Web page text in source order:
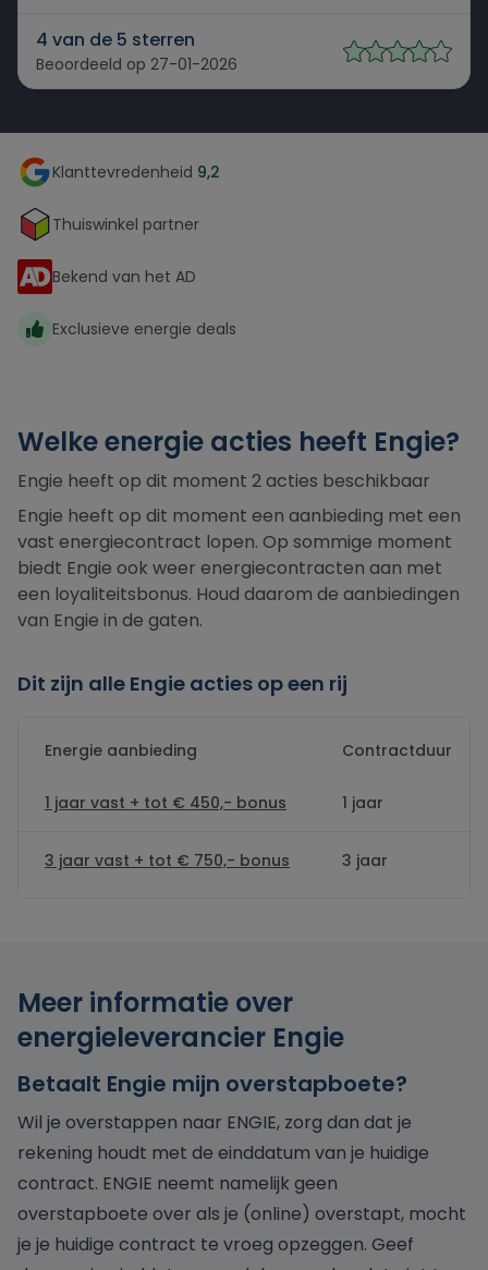
4 van de 5 sterren
Beoordeeld op 27-01-2026
Klanttevredenheid 9,2
Thuiswinkel partner
Bekend van het AD
Exclusieve energie deals
Welke energie acties heeft Engie?
Engie heeft op dit moment 2 acties beschikbaar
Engie heeft op dit moment een aanbieding met een
vast energiecontract lopen. Op sommige moment
biedt Engie ook weer energiecontracten aan met
een loyaliteitsbonus. Houd daarom de aanbiedingen
van Engie in de gaten.
Dit zijn alle Engie acties op een rij
Energie aanbieding Contractduur
1 jaar vast + tot € 450,- bonus 1 jaar
3 jaar vast + tot € 750,- bonus 3 jaar
Meer informatie over
energieleverancier Engie
Betaalt Engie mijn overstapboete?
Wil je overstappen naar ENGIE, zorg dan dat je
rekening houdt met de einddatum van je huidige
contract. ENGIE neemt namelijk geen
overstapboete over als je (online) overstapt, mocht
je je huidige contract te vroeg opzeggen. Geef